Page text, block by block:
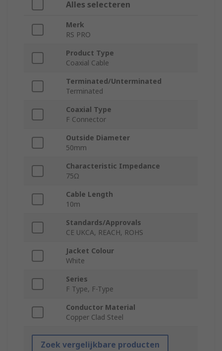
Alles selecteren
Merk
RS PRO
Product Type
Coaxial Cable
Terminated/Unterminated
Terminated
Coaxial Type
F Connector
Outside Diameter
50mm
Characteristic Impedance
75Ω
Cable Length
10m
Standards/Approvals
CE UKCA, REACH, ROHS
Jacket Colour
White
Series
F Type, F-Type
Conductor Material
Copper Clad Steel
Zoek vergelijkbare producten